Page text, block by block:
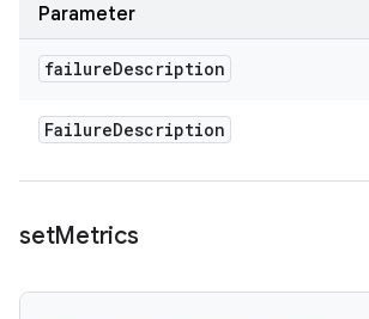
Parameter
failureDescription
FailureDescription
setMetrics